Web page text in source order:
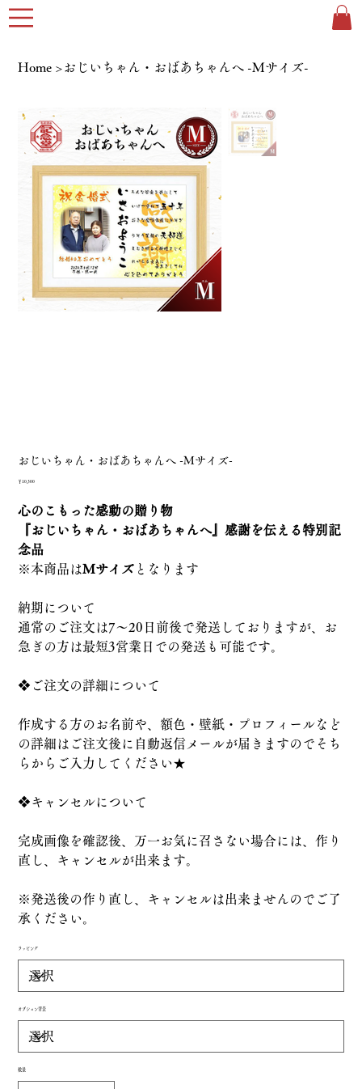
Home > おじいちゃん・おばあちゃんへ -Mサイズ-
おじいちゃん・おばあちゃんへ -Mサイズ-
価
￥10,300
心のこもった感動の贈り物
『おじいちゃん・おばあちゃんへ』感謝を伝える特別記
念品
※本商品はMサイズ となります
納期について
通常のご注文は7～20日前後で発送しておりますが、お
急ぎの方は最短3営業日での発送も可能です。
❖ご注文の詳細について
作成する方のお名前や、額色・壁紙・プロフィールなど
の詳細はご注文後に自動返信メールが届きますのでそち
らからご入力してください★
❖キャンセルについて
完成画像を確認後、万一お気に召さない場合には、作り
直し、キャンセルが出来ます。
※発送後の作り直し、キャンセルは出来ませんのでご了
承ください。
ラッピング
オプション背景
数量